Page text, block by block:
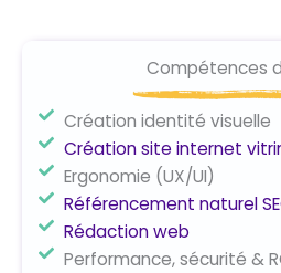
Compétences
Création identité visuelle
Création site internet
Ergonomie (UX/UI)
Référencement naturel
Rédaction web
Performance, sécurité &